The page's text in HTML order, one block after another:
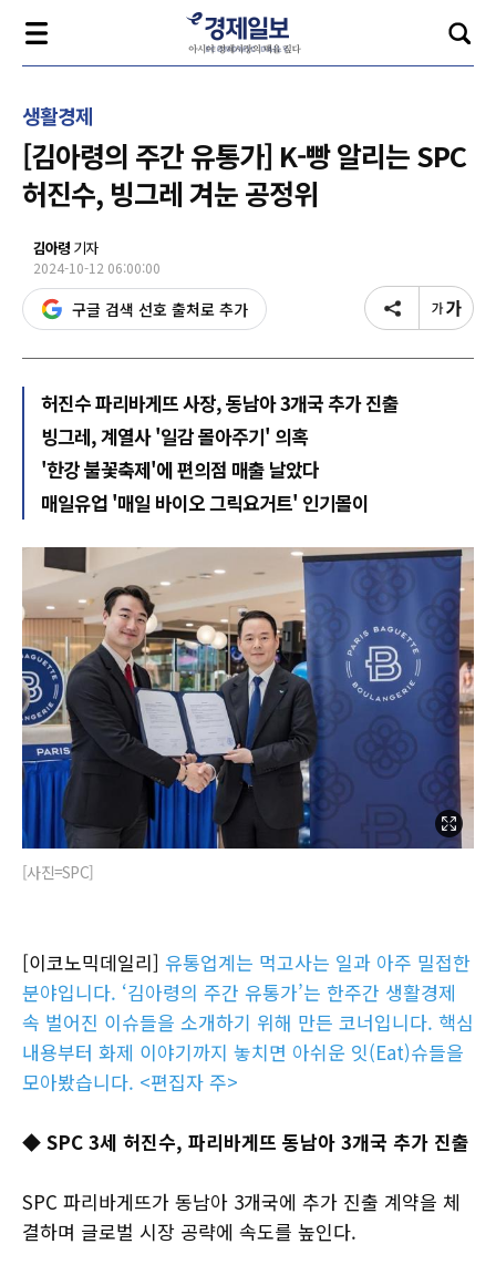
생활경제
[김아령의 주간 유통가] K-빵 알리는 SPC
허진수, 빙그레 겨눈 공정위
김아령 기자
2024-10-12 06:00:00
구글 검색 선호 출처로 추가
허진수 파리바게뜨 사장, 동남아 3개국 추가 진출
빙그레, 계열사 '일감 몰아주기' 의혹
'한강 불꽃축제'에 편의점 매출 날았다
매일유업 '매일 바이오 그릭요거트' 인기몰이
[사진=SPC]
[이코노믹데일리] 유통업계는 먹고사는 일과 아주 밀접한
분야입니다. ‘김아령의 주간 유통가’는 한주간 생활경제
속 벌어진 이슈들을 소개하기 위해 만든 코너입니다. 핵심
내용부터 화제 이야기까지 놓치면 아쉬운 잇(Eat)슈들을
모아봤습니다. <편집자 주>
◆ SPC 3세 허진수, 파리바게뜨 동남아 3개국 추가 진출
SPC 파리바게뜨가 동남아 3개국에 추가 진출 계약을 체
결하며 글로벌 시장 공략에 속도를 높인다.